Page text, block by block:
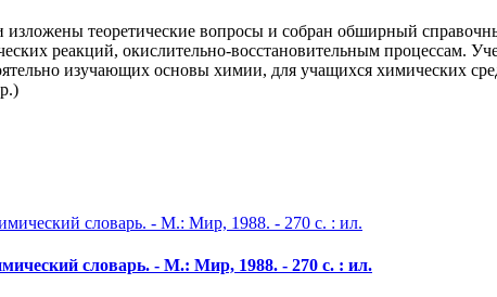
изложены теоретические вопросы и собран обширный
реакций, окислительно-восстановительным процессам.
изучающих основы химии, для учащихся химических
словарь. - М.: Мир, 1988. - 270 с. : ил.